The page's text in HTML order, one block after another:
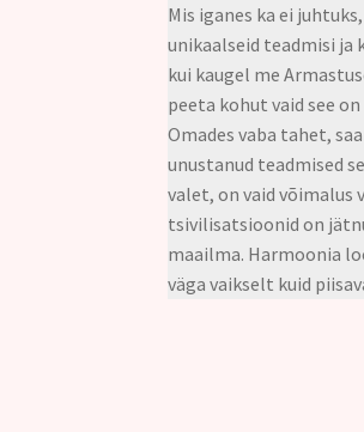
Mis iganes ka ei
unikaalseid teadmisi ja
kui kaugel me
peeta kohut vaid see
Omades vaba tahet,
unustanud teadmised
valet, on vaid võimalus
tsivilisatsioonid on
maailma. Harmoonia
väga vaikselt kuid